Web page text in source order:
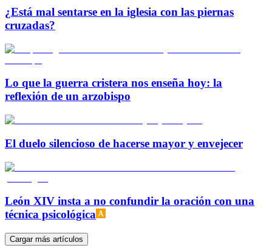
¿Está mal sentarse en la iglesia con las piernas
cruzadas?
Lo que la guerra cristera nos enseña hoy: la
reflexión de un arzobispo
El duelo silencioso de hacerse mayor y envejecer
León XIV insta a no confundir la oración con una
técnica psicológica
Cargar más artículos